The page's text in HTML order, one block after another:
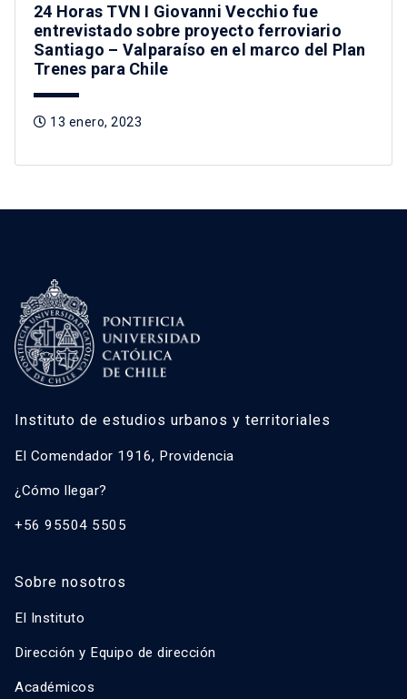
24 Horas TVN I Giovanni Vecchio fue
entrevistado sobre proyecto ferroviario
Santiago – Valparaíso en el marco del Plan
Trenes para Chile
13 enero, 2023
Instituto de estudios urbanos y territoriales
El Comendador 1916, Providencia
¿Cómo llegar?
+56 95504 5505
Sobre nosotros
El Instituto
Dirección y Equipo de dirección
Académicos